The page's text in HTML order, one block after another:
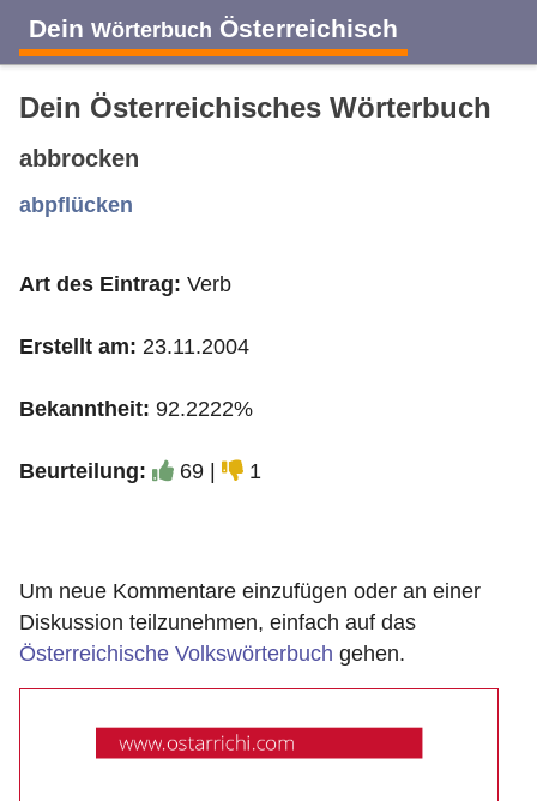
Dein Wörterbuch Österreichisch
A B
J K L M
Dein Österreichisches Wörterbuch
abbrocken
abpflücken
Art des Eintrag: Verb
Erstellt am: 23.11.2004
Bekanntheit: 92.2222%
Beurteilung: 69 | 1
Um neue Kommentare einzufügen oder an einer
Diskussion teilzunehmen, einfach auf das
Österreichische Volkswörterbuch gehen.